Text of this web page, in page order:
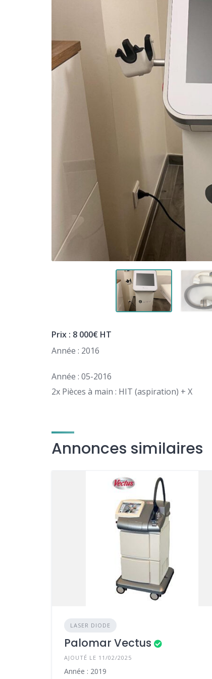
Prix : 8 000€ HT
Année : 2016
Année : 05-2016
2x Pièces à main : HIT (aspiration) + X
Annonces similaires
LASER DIODE
Palomar Vectus
AJOUTÉ LE 11/02/2025
Année : 2019